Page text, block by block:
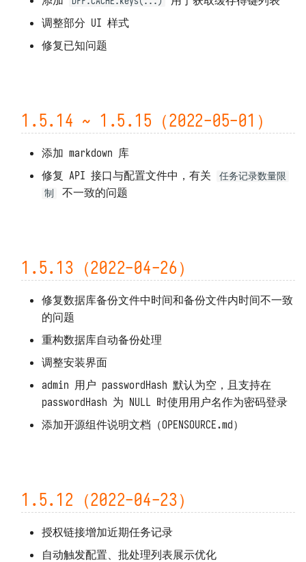
调整部分 UI 样式
修复已知问题
1.5.14 ~ 1.5.15（2022-05-01）
添加 markdown 库
修复 API 接口与配置文件中，有关
任务记录数量限
制
不一致的问题
1.5.13（2022-04-26）
修复数据库备份文件中时间和备份文件内时间不一致
的问题
重构数据库自动备份处理
调整安装界面
admin 用户 passwordHash 默认为空，且支持在
passwordHash 为 NULL 时使用用户名作为密码登录
添加开源组件说明文档（OPENSOURCE.md）
1.5.12（2022-04-23）
授权链接增加近期任务记录
自动触发配置、批处理列表展示优化